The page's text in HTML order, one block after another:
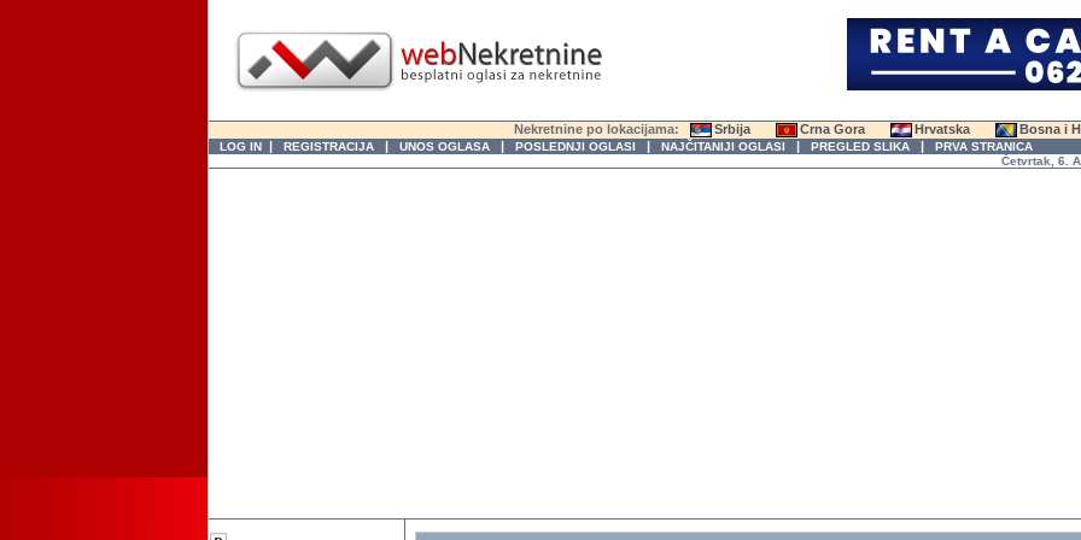
Nekretnine po lokacijama: Srbija Crna Gora Hrvatska Bosna i
LOG IN | REGISTRACIJA | UNOS OGLASA | POSLEDNJI OGLASI | NAJČITANIJI OGLASI | PREGLED SLIKA | PRVA STRANICA
Četvrtak, 6.